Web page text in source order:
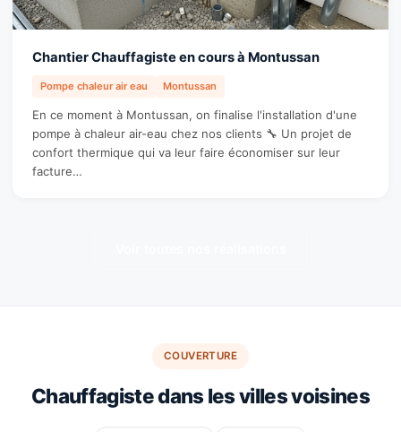
Chantier Chauffagiste en cours à Montussan
Pompe chaleur air eau Montussan
En ce moment à Montussan, on finalise l'installation d'une
pompe à chaleur air-eau chez nos clients 🔧 Un projet de
confort thermique qui va leur faire économiser sur leur
facture…
COUVERTURE
Chauffagiste dans les villes voisines